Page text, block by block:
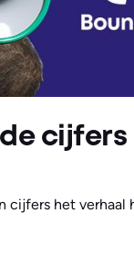
cijfers
cijfers het